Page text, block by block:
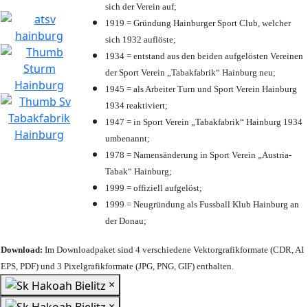
sich der Verein auf;
1919 = Gründung Hainburger Sport Club, welcher
sich 1932 auflöste;
1934 = entstand aus den beiden aufgelösten Vereinen
der Sport Verein „Tabakfabrik“ Hainburg neu;
1945 = als Arbeiter Turn und Sport Verein Hainburg
1934 reaktiviert;
1947 = in Sport Verein „Tabakfabrik“ Hainburg 1934
umbenannt;
1978 = Namensänderung in Sport Verein „Austria-
Tabak“ Hainburg;
1999 = offiziell aufgelöst;
1999 = Neugründung als Fussball Klub Hainburg an
der Donau;
Download: Im Downloadpaket sind 4 verschiedene Vektorgrafikformate (CDR, AI
EPS, PDF) und 3 Pixelgrafikformate (JPG, PNG, GIF) enthalten.
×